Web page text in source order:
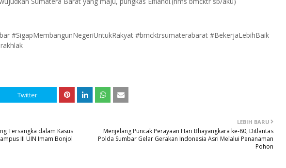
#SigapMembangunNegeriUntukRakyat #bmcktrsumaterabarat #BekerjaLebihBaik
Twitter
LEBIH BARU
Menjelang Puncak Perayaan Hari Bhayangkara ke-80, Ditlantas
Polda Sumbar Gelar Gerakan Indonesia Asri Melalui Penanaman
Pohon
Tersangka dalam Kasus
III UIN Imam Bonjol